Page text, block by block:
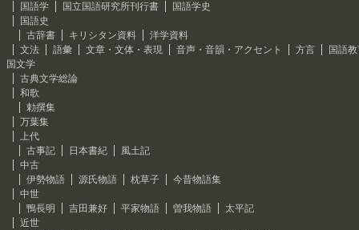
国語学
国立国語研究所刊行書
国語学史
国語史
古辞書
キリシタン資料
洋学資料
文法
語彙 文章・文体・表現 音声・音韻・アクセント 方言
国語
国文学
古典文学総論
和歌
勅撰集
万葉集
上代
古事記
日本書紀
風土記
中古
伊勢物語
源氏物語 枕草子
今昔物語集
中世
鴨長明
吉田兼好 平家物語 曽我物語
太平記
近世